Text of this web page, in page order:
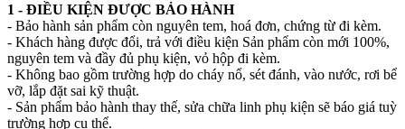
1 - ĐIỀU KIỆN ĐƯỢC BẢO HÀNH
- Bảo hành sản phẩm còn nguyên tem, hoá đơn, chứng từ đi kèm.
- Khách hàng được đổi, trả với điều kiện Sản phẩm còn mới 100%,
nguyên tem và đầy đủ phụ kiện, vỏ hộp đi kèm.
- Không bao gồm trường hợp do cháy nổ, sét đánh, vào nước, rơi bể
vỡ, lắp đặt sai kỹ thuật.
- Sản phẩm bảo hành thay thế, sửa chữa linh phụ kiện sẽ báo giá tuỳ
trường hợp cụ thể.